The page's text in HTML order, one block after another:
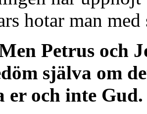
hotar man
Petrus och
själva om
er och inte Gud.